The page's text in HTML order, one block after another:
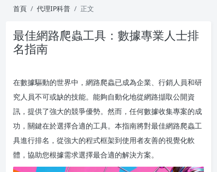
首頁 代理IP科普 正文
最佳網路爬蟲工具：數據專業人士排
名指南
在數據驅動的世界中，網路爬蟲已成為企業、行銷人員和研
究人員不可或缺的技能。能夠自動化地從網路擷取公開資
訊，提供了強大的競爭優勢。然而，任何數據收集專案的成
功，關鍵在於選擇合適的工具。本指南將對最佳網路爬蟲工
具進行排名，從強大的程式框架到使用者友善的視覺化軟
體，協助您根據需求選擇最合適的解決方案。